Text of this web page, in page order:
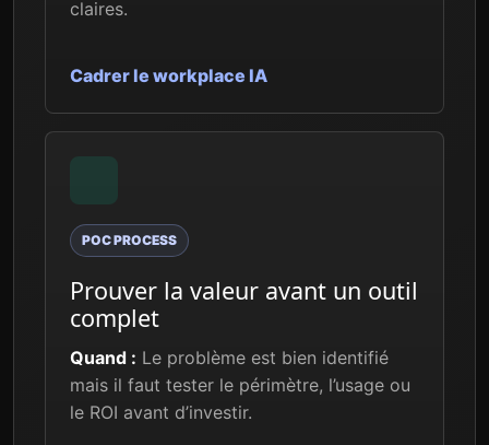
claires.
Cadrer le workplace IA
POC PROCESS
Prouver la valeur avant un outil
complet
Quand : Le problème est bien identifié
mais il faut tester le périmètre, l’usage ou
le ROI avant d’investir.